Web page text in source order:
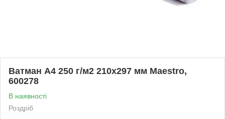
Ватман А4 250 г/м2 210х297 мм Maestro,
600278
В наявності
Роздріб